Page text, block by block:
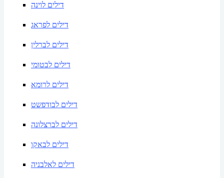
דילים לוינה
דילים לפראג
דילים לברלין
דילים לבטומי
דילים לרומא
דילים לבודפשט
דילים לברצלונה
דילים לבאקו
דילים לאלבניה